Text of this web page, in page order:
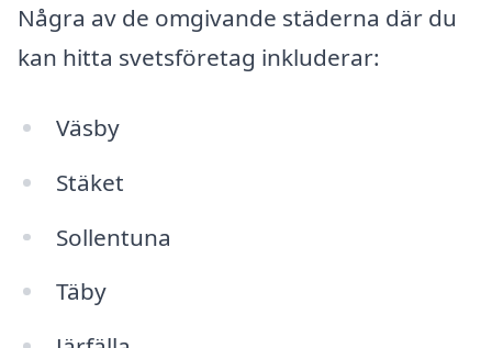
Några av de omgivande städerna där du
kan hitta svetsföretag inkluderar:
Väsby
Stäket
Sollentuna
Täby